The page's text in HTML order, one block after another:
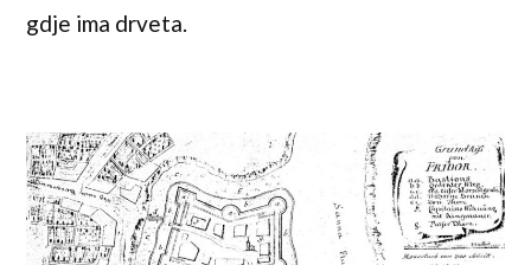
gdje ima drveta.